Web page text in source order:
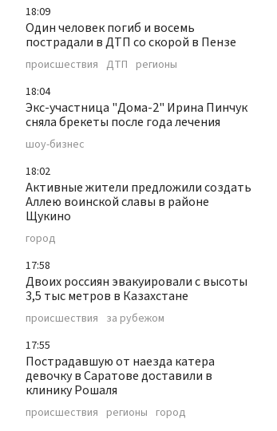
18:09
Один человек погиб и восемь
пострадали в ДТП со скорой в Пензе
происшествия ДТП регионы
18:04
Экс-участница "Дома-2" Ирина Пинчук
сняла брекеты после года лечения
шоу-бизнес
18:02
Активные жители предложили создать
Аллею воинской славы в районе
Щукино
город
17:58
Двоих россиян эвакуировали с высоты
3,5 тыс метров в Казахстане
происшествия за рубежом
17:55
Пострадавшую от наезда катера
девочку в Саратове доставили в
клинику Рошаля
происшествия регионы город